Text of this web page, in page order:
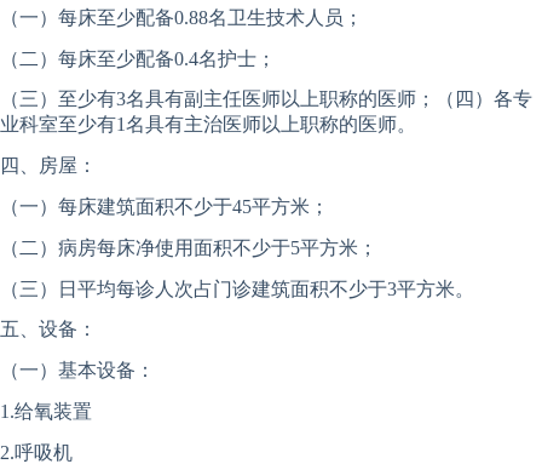
（一）每床至少配备0.88名卫生技术人员；
（二）每床至少配备0.4名护士；
（三）至少有3名具有副主任医师以上职称的医师；（四）各专
业科室至少有1名具有主治医师以上职称的医师。
四、房屋：
（一）每床建筑面积不少于45平方米；
（二）病房每床净使用面积不少于5平方米；
（三）日平均每诊人次占门诊建筑面积不少于3平方米。
五、设备：
（一）基本设备：
1.给氧装置
2.呼吸机